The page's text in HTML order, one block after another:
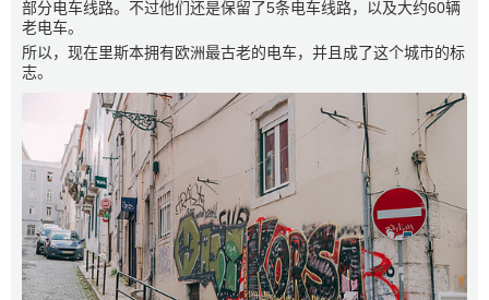
部分电车线路。不过他们还是保留了5条电车线路，以及大约60辆
老电车。
所以，现在里斯本拥有欧洲最古老的电车，并且成了这个城市的标
志。